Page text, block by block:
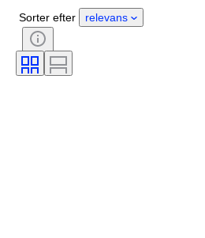
Signatur
Solgt af
Nautisk lampe
Skaber
Sorter efter relevans